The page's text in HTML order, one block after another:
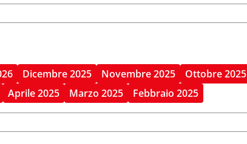
Dicembre 2025 Novembre 2025
Ottobre 2025
Aprile 2025 Marzo 2025 Febbraio 2025